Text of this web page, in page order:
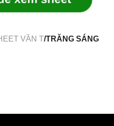
VẦN T/TRĂNG SÁNG